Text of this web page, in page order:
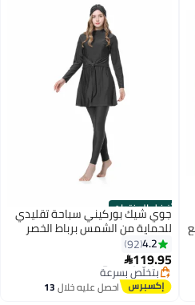
أفضل المنتجات
جوي شيك بوركيني سباحة تقليدي
للحماية من الشمس برباط الخصر
4.2
92
119.95
#2 في البوركيني
توصيل مجاني
بتخلّص بسرعة
احصل عليه خلال13
اغسطس